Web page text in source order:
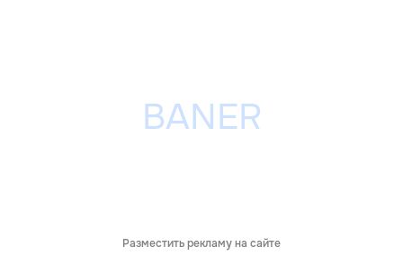
Разместить рекламу на сайте